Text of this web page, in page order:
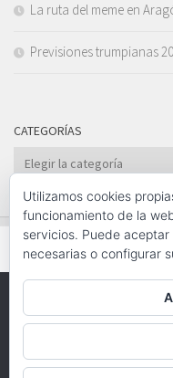
La ruta del meme en
Previsiones trumpianas
CATEGORÍAS
Categorías
Utilizamos cookies
funcionamiento de la
servicios. Puede
necesarias o configurar